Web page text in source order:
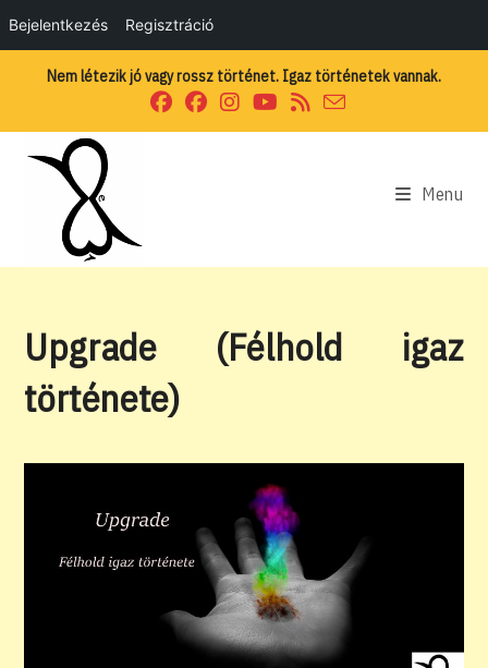
Bejelentkezés Regisztráció
Nem létezik jó vagy rossz történet. Igaz történetek vannak.
Menu
Upgrade (Félhold igaz
története)